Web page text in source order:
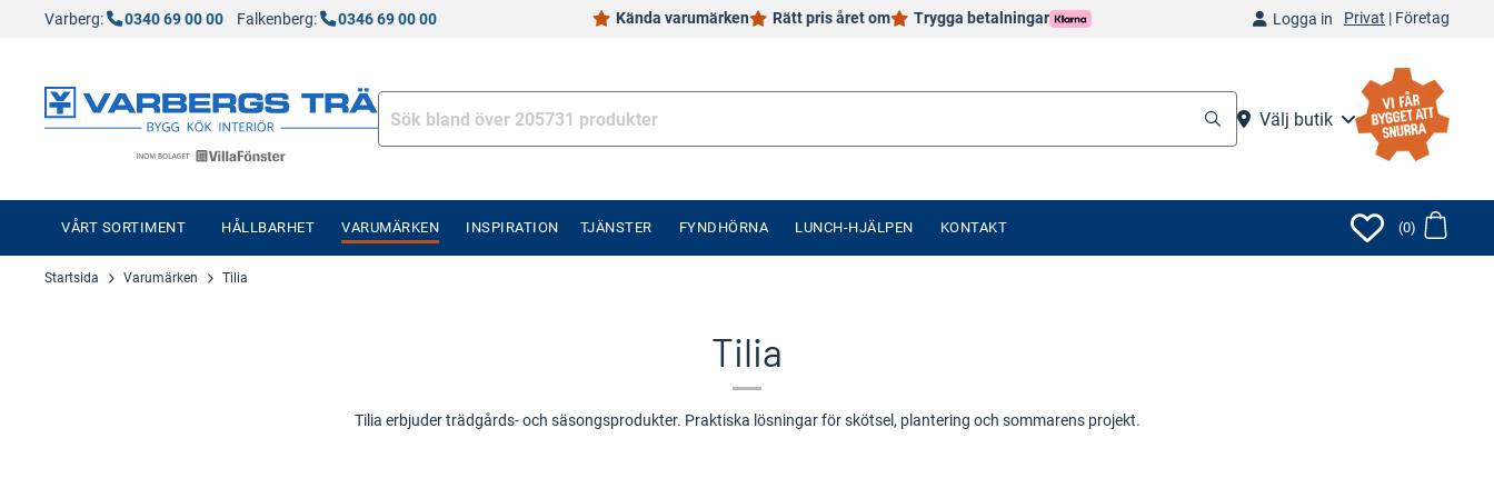
Varberg: 0340 69 00 00 Falkenberg: 0346 69 00 00 Kända varumärken Rätt pris året om Trygga betalningar Logga in Privat | Företag
Välj butik
VÅRT SORTIMENT HÅLLBARHET VARUMÄRKEN INSPIRATION TJÄNSTER FYNDHÖRNA LUNCH-HJÄLPEN KONTAKT (0)
Startsida Varumärken Tilia
Tilia
Tilia erbjuder trädgårds- och säsongsprodukter. Praktiska lösningar för skötsel, plantering och sommarens projekt.